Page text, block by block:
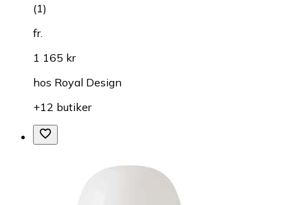
(1)
fr.
1 165 kr
hos Royal Design
+12 butiker